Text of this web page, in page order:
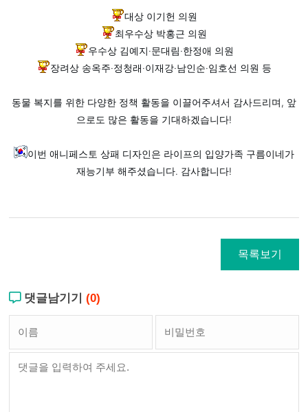
대상 이기헌 의원
최우수상 박홍근 의원
우수상 김예지·문대림·한정애 의원
장려상 송옥주·정청래·이재강·남인순·임호선 의원 등
동물 복지를 위한 다양한 정책 활동을 이끌어주셔서 감사드리며, 앞
으로도 많은 활동을 기대하겠습니다!
이번 애니페스토 상패 디자인은 라이프의 입양가족 구름이네가
재능기부 해주셨습니다. 감사합니다!
목록보기
댓글남기기(0)